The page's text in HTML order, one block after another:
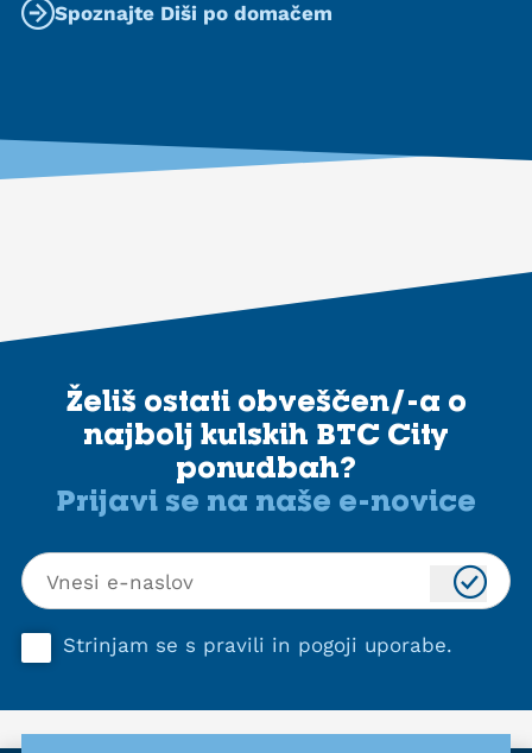
Spoznajte Diši po domačem
Želiš ostati obveščen/-a o
najbolj kulskih BTC City
ponudbah?
Prijavi se na naše e-novice
Strinjam se s pravili in pogoji uporabe.